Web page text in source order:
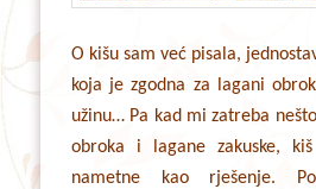
O kišu sam već pisala,
koja je zgodna za lagani
užinu… Pa kad mi zatreba
obroka i lagane zakuske,
nametne kao rješenje.